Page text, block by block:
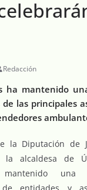
Redacción
ha mantenido
las principales
la Diputación de
la alcaldesa de
una